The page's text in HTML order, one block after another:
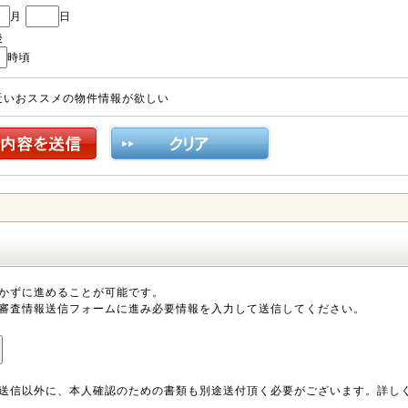
月
日
時頃
おススメの物件情報が欲しい
ずに進めることが可能です。
査情報送信フォームに進み必要情報を入力して送信してください。
以外に、本人確認のための書類も別途送付頂く必要がございます。詳し